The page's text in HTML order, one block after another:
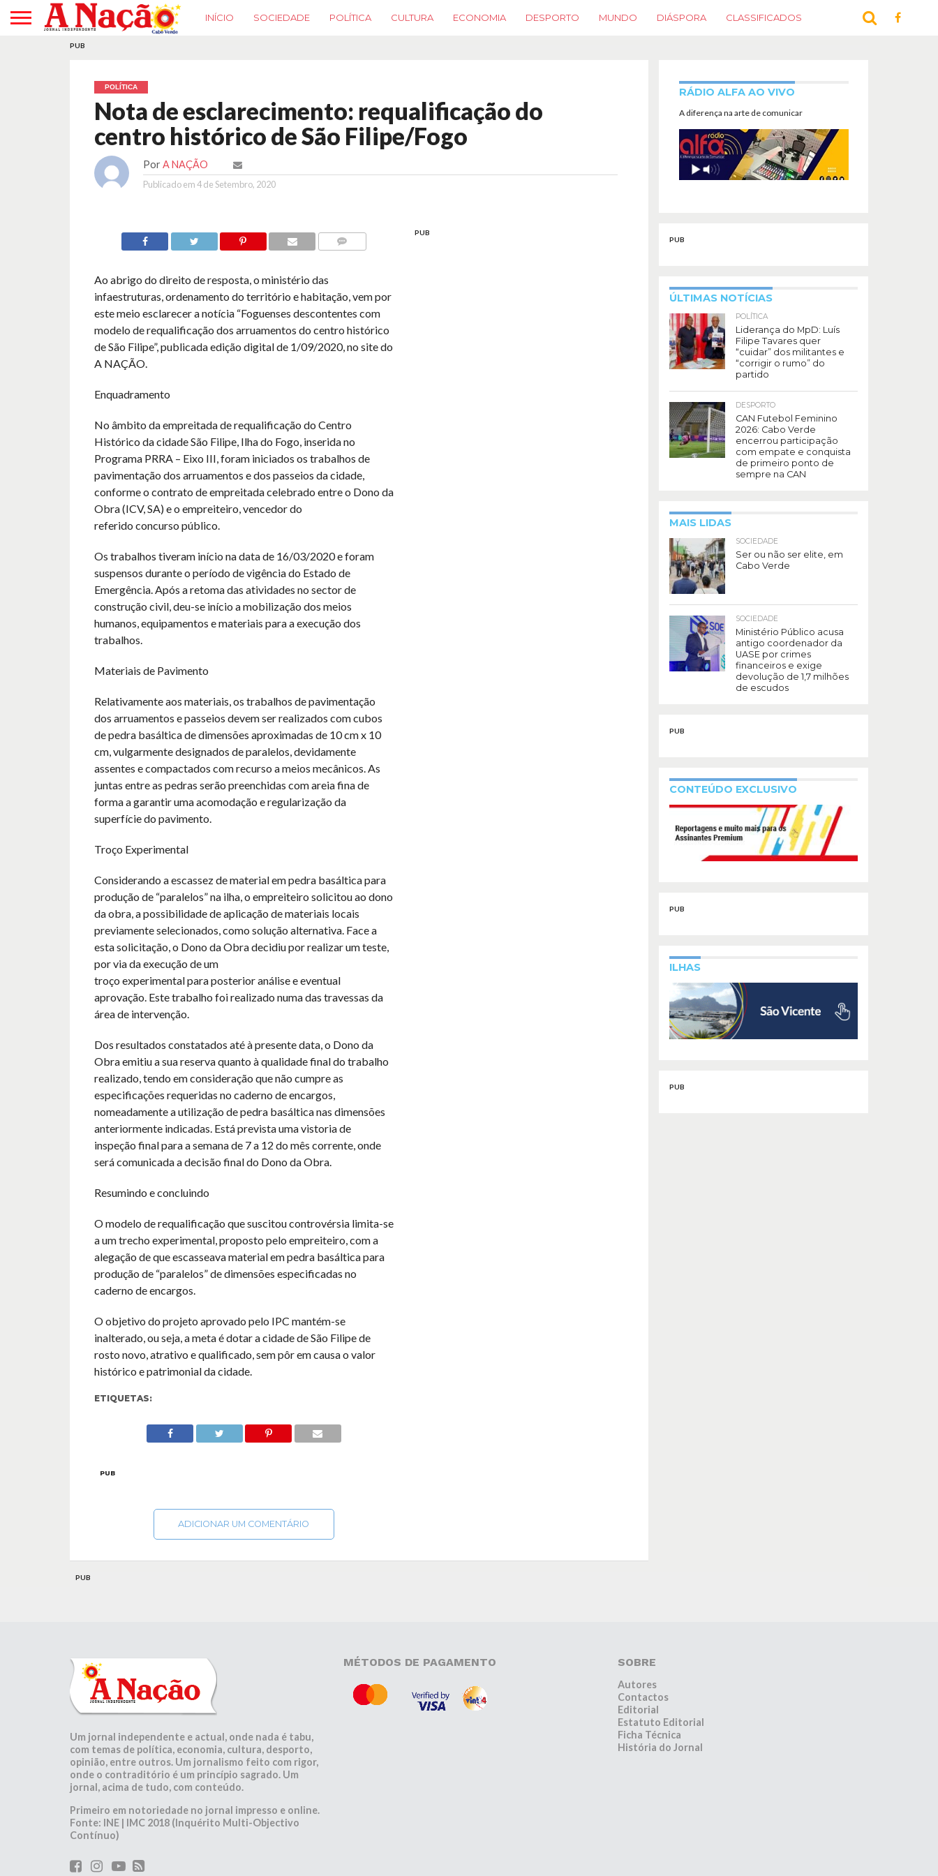
INÍCIO SOCIEDADE POLÍTICA CULTURA ECONOMIA DESPORTO MUNDO DIÁSPORA CLASSIFICADOS
PUB
POLÍTICA
Nota de esclarecimento: requalificação do
centro histórico de São Filipe/Fogo
Por A NAÇÃO
Publicado em4 de Setembro, 2020
Ao abrigo do direito de resposta, o ministério das
infaestruturas, ordenamento do território e habitação, vem por
este meio esclarecer a notícia “Foguenses descontentes com
modelo de requalificação dos arruamentos do centro histórico
de São Filipe”, publicada edição digital de 1/09/2020, no site do
A NAÇÃO.
Enquadramento
No âmbito da empreitada de requalificação do Centro
Histórico da cidade São Filipe, Ilha do Fogo, inserida no
Programa PRRA – Eixo III, foram iniciados os trabalhos de
pavimentação dos arruamentos e dos passeios da cidade,
conforme o contrato de empreitada celebrado entre o Dono da
Obra (ICV, SA) e o empreiteiro, vencedor do
referido concurso público.
Os trabalhos tiveram início na data de 16/03/2020 e foram
suspensos durante o período de vigência do Estado de
Emergência. Após a retoma das atividades no sector de
construção civil, deu-se início a mobilização dos meios
humanos, equipamentos e materiais para a execução dos
trabalhos.
Materiais de Pavimento
Relativamente aos materiais, os trabalhos de pavimentação
dos arruamentos e passeios devem ser realizados com cubos
de pedra basáltica de dimensões aproximadas de 10 cm x 10
cm, vulgarmente designados de paralelos, devidamente
assentes e compactados com recurso a meios mecânicos. As
juntas entre as pedras serão preenchidas com areia fina de
forma a garantir uma acomodação e regularização da
superfície do pavimento.
Troço Experimental
Considerando a escassez de material em pedra basáltica para
produção de “paralelos” na ilha, o empreiteiro solicitou ao dono
da obra, a possibilidade de aplicação de materiais locais
previamente selecionados, como solução alternativa. Face a
esta solicitação, o Dono da Obra decidiu por realizar um teste,
por via da execução de um
troço experimental para posterior análise e eventual
aprovação. Este trabalho foi realizado numa das travessas da
área de intervenção.
Dos resultados constatados até à presente data, o Dono da
Obra emitiu a sua reserva quanto à qualidade final do trabalho
realizado, tendo em consideração que não cumpre as
especificações requeridas no caderno de encargos,
nomeadamente a utilização de pedra basáltica nas dimensões
anteriormente indicadas. Está prevista uma vistoria de
inspeção final para a semana de 7 a 12 do mês corrente, onde
será comunicada a decisão final do Dono da Obra.
Resumindo e concluindo
O modelo de requalificação que suscitou controvérsia limita-se
a um trecho experimental, proposto pelo empreiteiro, com a
alegação de que escasseava material em pedra basáltica para
produção de “paralelos” de dimensões especificadas no
caderno de encargos.
O objetivo do projeto aprovado pelo IPC mantém-se
inalterado, ou seja, a meta é dotar a cidade de São Filipe de
rosto novo, atrativo e qualificado, sem pôr em causa o valor
histórico e patrimonial da cidade.
ETIQUETAS:
PUB
ADICIONAR UM COMENTÁRIO
PUB
RÁDIO ALFA AO VIVO
A diferença na arte de comunicar
PUB
ÚLTIMAS NOTÍCIAS
POLÍTICA
Liderança do MpD: Luís
Filipe Tavares quer
“cuidar” dos militantes e
“corrigir o rumo” do
partido
DESPORTO
CAN Futebol Feminino
2026: Cabo Verde
encerrou participação
com empate e conquista
de primeiro ponto de
sempre na CAN
MAIS LIDAS
SOCIEDADE
Ser ou não ser elite, em
Cabo Verde
SOCIEDADE
Ministério Público acusa
antigo coordenador da
UASE por crimes
financeiros e exige
devolução de 1,7 milhões
de escudos
PUB
CONTEÚDO EXCLUSIVO
PUB
ILHAS
PUB
PUB
Um jornal independente e actual, onde nada é tabu,
com temas de política, economia, cultura, desporto,
opinião, entre outros. Um jornalismo feito com rigor,
onde o contraditório é um princípio sagrado. Um
jornal, acima de tudo, com conteúdo.
Primeiro em notoriedade no jornal impresso e online.
Fonte: INE | IMC 2018 (Inquérito Multi-Objectivo
Contínuo)
MÉTODOS DE PAGAMENTO SOBRE
Autores
Contactos
Editorial
Estatuto Editorial
Ficha Técnica
História do Jornal